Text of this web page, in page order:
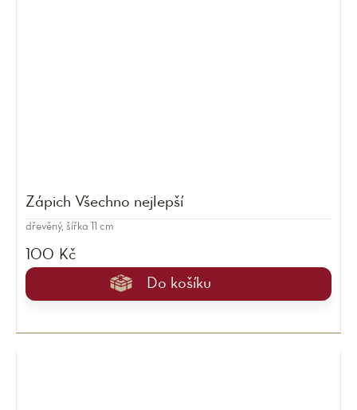
Zápich Všechno nejlepší
100 Kč
Do košíku
dřevěný, šířka 11 cm